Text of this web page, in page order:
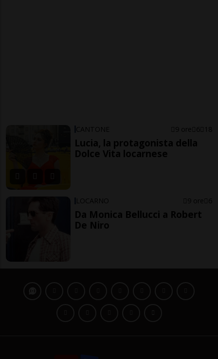
CANTONE 9 ore 6 18
Lucia, la protagonista della
Dolce Vita locarnese
LOCARNO 9 ore 6
Da Monica Bellucci a Robert
De Niro